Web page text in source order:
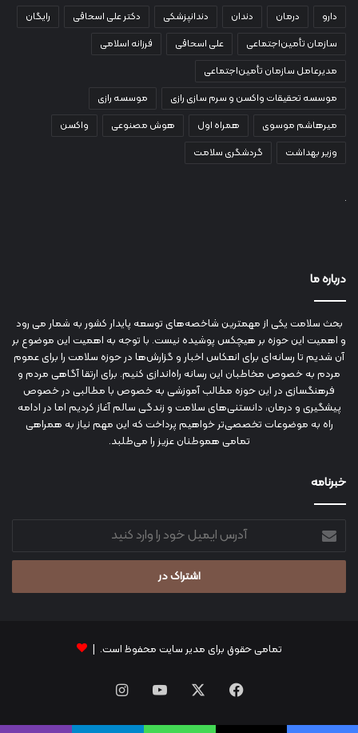
دارو درمان دندان دندانپزشکی دکتر علی اسحاقی
رایگان
سازمان تأمین‌اجتماعی
علی اسحاقی
فرزانه اسلامی
مدیرعامل سازمان تأمین‌اجتماعی
موسسه تحقیقات واکسن و سرم سازی رازی
موسسه رازی
میرهاشم موسوی
همراه اول هوش مصنوعی
واکسن
وزیر بهداشت
گردشگری سلامت
درباره ما
بحث سلامت یکی از مهمترین شاخصه‌های توسعه پایدار کشور به شمار می رود
و اهمیت این حوزه بر هیچکس پوشیده نیست. با توجه به اهمیت این موضوع بر
آن شدیم تا رسانه‌ای برای انعکاس اخبار و گزارش‌ها در حوزه سلامت را برای عموم
مردم به خصوص مخاطبان این رسانه راه‌اندازی کنیم. برای ارتقا آگاهی مردم و
فرهنگسازی در این حوزه مطالب آموزشی به خصوص با مطالبی در خصوص
پیشگیری و درمان، دانستنی‌های سلامت و زندگی سالم آغاز کردیم اما در ادامه
راه به موضوعات تخصصی‌تر خواهیم پرداخت که این مهم نیاز به همراهی
تمامی هموطنان عزیز را می‌طلبد.
خبرنامه
آدرس
ایمیل
خود
وارد
تمامی حقوق برای مدیر سایت محفوظ است. |
فیس
بوک
یوتیوب